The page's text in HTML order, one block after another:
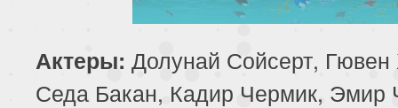
Актеры: Долунай Сойсерт, Гювен
Седа Бакан, Кадир Чермик, Эмир